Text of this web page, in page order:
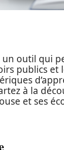
outil qui
publics et
à la
et ses